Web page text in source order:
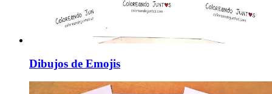
Dibujos de Emojis